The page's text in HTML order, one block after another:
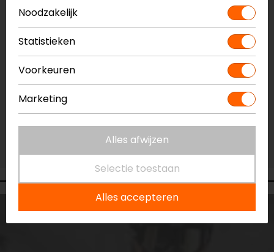
Niet op voorraad
Vestiging Breda
Niet op voorraad
Vestiging Capelle a/d IJssel
Niet op voorraad
Vestiging Eindhoven
Niet op voorraad
Niet op voorraad
Noodzakelijk
Statistieken
Voorkeuren
Marketing
Alles afwijzen
Selectie toestaan
Alles accepteren